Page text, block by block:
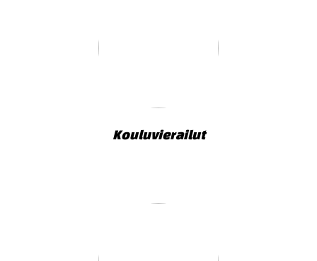
Kouluvierailut